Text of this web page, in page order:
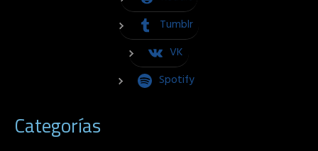
Tumblr
VK
Spotify
Categorías